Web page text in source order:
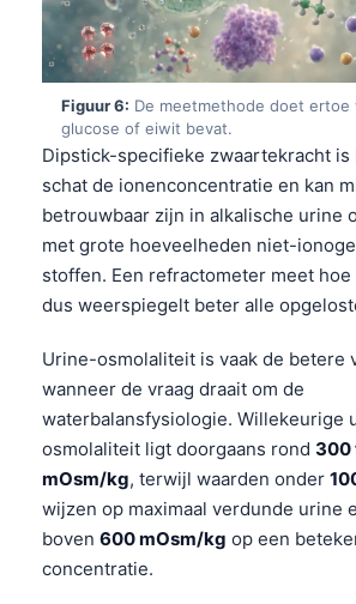
Figuur 6: De meetmethode doet ertoe
glucose of eiwit bevat.
Dipstick-specifieke zwaartekracht is
schat de ionenconcentratie en kan
betrouwbaar zijn in alkalische urine
met grote hoeveelheden niet-
stoffen. Een refractometer meet
dus weerspiegelt beter alle
Urine-osmolaliteit is vaak de betere
wanneer de vraag draait om de
waterbalansfysiologie. Willekeurige
osmolaliteit ligt doorgaans rond 300
mOsm/kg, terwijl waarden onder
wijzen op maximaal verdunde urine
boven 600 mOsm/kg op een
concentratie.
অসমীয়া
Galego
Latviešu valoda
Македонски јазик
Euskara
Gàidhlig
العربية المغربية
Монгол
ພາສາລາວ
Cebuano
ئۇيغۇرچە
Кыргызча